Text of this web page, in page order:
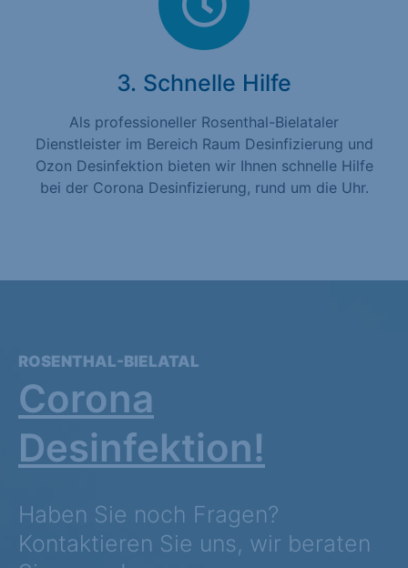
3. Schnelle Hilfe
Als professioneller Rosenthal-Bielataler
Dienstleister im Bereich Raum Desinfizierung und
Ozon Desinfektion bieten wir Ihnen schnelle Hilfe
bei der Corona Desinfizierung, rund um die Uhr.
ROSENTHAL-BIELATAL
Corona
Desinfektion!
Haben Sie noch Fragen?
Kontaktieren Sie uns, wir beraten